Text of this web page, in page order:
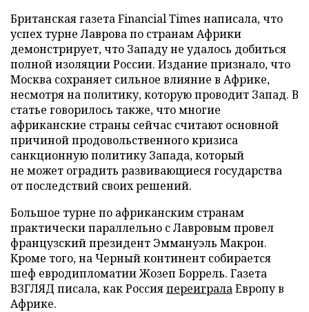
Британская газета Financial Times написала, что
успех турне Лаврова по странам Африки
демонстрирует, что Западу не удалось добиться
полной изоляции России. Издание признало, что
Москва сохраняет сильное влияние в Африке,
несмотря на политику, которую проводит Запад. В
статье говорилось также, что многие
африканские страны сейчас считают основной
причиной продовольственного кризиса
санкционную политику Запада, который
не может оградить развивающиеся государства
от последствий своих решений.
Большое турне по африканским странам
практически параллельно с Лавровым провел
французский президент Эммануэль Макрон.
Кроме того, на Черный континент собирается
шеф евродипломатии Жозеп Боррель. Газета
ВЗГЛЯД писала, как РоссияпереигралаЕвропу в
Африке.